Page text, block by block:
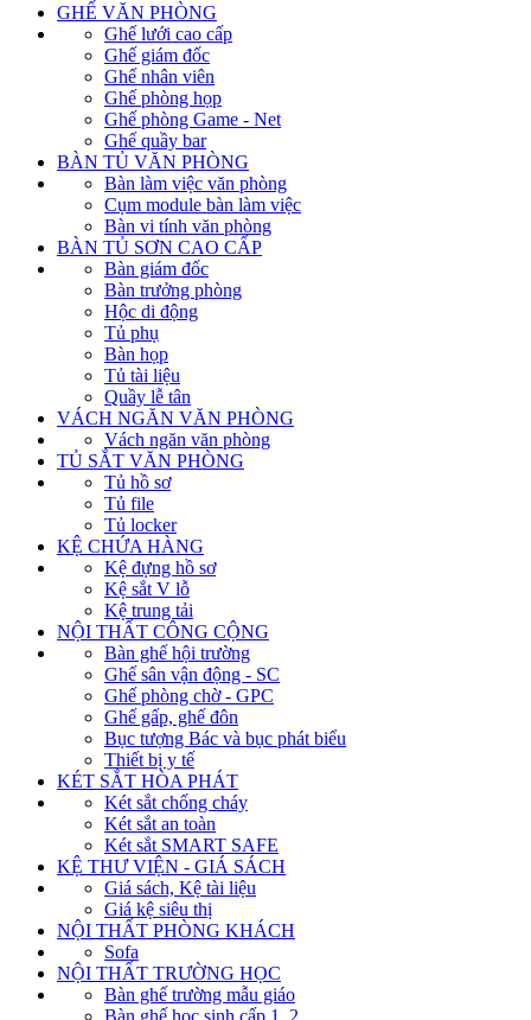
GHẾ VĂN PHÒNG
Ghế lưới cao cấp
Ghế giám đốc
Ghế nhân viên
Ghế phòng họp
Ghế phòng Game - Net
Ghế quầy bar
BÀN TỦ VĂN PHÒNG
Bàn làm việc văn phòng
Cụm module bàn làm việc
Bàn vi tính văn phòng
BÀN TỦ SƠN CAO CẤP
Bàn giám đốc
Bàn trưởng phòng
Hộc di động
Tủ phụ
Bàn họp
Tủ tài liệu
Quầy lễ tân
VÁCH NGĂN VĂN PHÒNG
Vách ngăn văn phòng
TỦ SẮT VĂN PHÒNG
Tủ hồ sơ
Tủ file
Tủ locker
KỆ CHỨA HÀNG
Kệ đựng hồ sơ
Kệ sắt V lỗ
Kệ trung tải
NỘI THẤT CÔNG CỘNG
Bàn ghế hội trường
Ghế sân vận động - SC
Ghế phòng chờ - GPC
Ghế gấp, ghế đôn
Bục tượng Bác và bục phát biểu
Thiết bị y tế
KÉT SẮT HÒA PHÁT
Két sắt chống cháy
Két sắt an toàn
Két sắt SMART SAFE
KỆ THƯ VIỆN - GIÁ SÁCH
Giá sách, Kệ tài liệu
Giá kệ siêu thị
NỘI THẤT PHÒNG KHÁCH
Sofa
NỘI THẤT TRƯỜNG HỌC
Bàn ghế trường mẫu giáo
Bàn ghế học sinh cấp 1, 2